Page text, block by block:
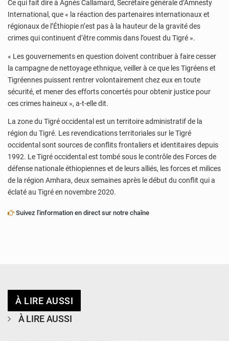
Ce qui fait dire à Agnès Callamard, Secrétaire générale d’Amnesty
International, que « la réaction des partenaires internationaux et
régionaux de l’Éthiopie n’est pas à la hauteur de la gravité des
crimes qui continuent d’être commis dans l’ouest du Tigré ».
« Les gouvernements en question doivent contribuer à faire cesser
la campagne de nettoyage ethnique, veiller à ce que les Tigréens et
Tigréennes puissent rentrer volontairement chez eux en toute
sécurité, et mener des efforts concertés pour obtenir justice pour
ces crimes haineux », a-t-elle dit.
La zone du Tigré occidental est un territoire administratif de la
région du Tigré. Les revendications territoriales sur le Tigré
occidental sont sources de conflits frontaliers et identitaires depuis
1992. Le Tigré occidental est tombé sous le contrôle des Forces de
défense nationale éthiopiennes et de leurs alliés, les forces et milices
de la région Amhara, deux semaines après le début du conflit qui a
éclaté au Tigré en novembre 2020.
Suivez l'information en direct sur notre chaîne
À LIRE AUSSI
À LIRE AUSSI